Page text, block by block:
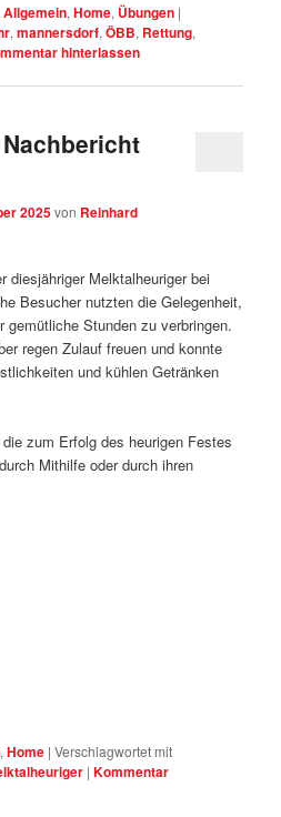
Allgemein,Home, Übungen |
,mannersdorf,ÖBB, Rettung,
hinterlassen
2025von Reinhard
diesjähriger Melktalheuriger bei
Besucher nutzten die Gelegenheit,
gemütliche Stunden zu verbringen.
regen Zulauf freuen und konnte
und kühlen Getränken
zum Erfolg des heurigen Festes
Mithilfe oder durch ihren
,Home |Verschlagwortet mit
|Kommentar